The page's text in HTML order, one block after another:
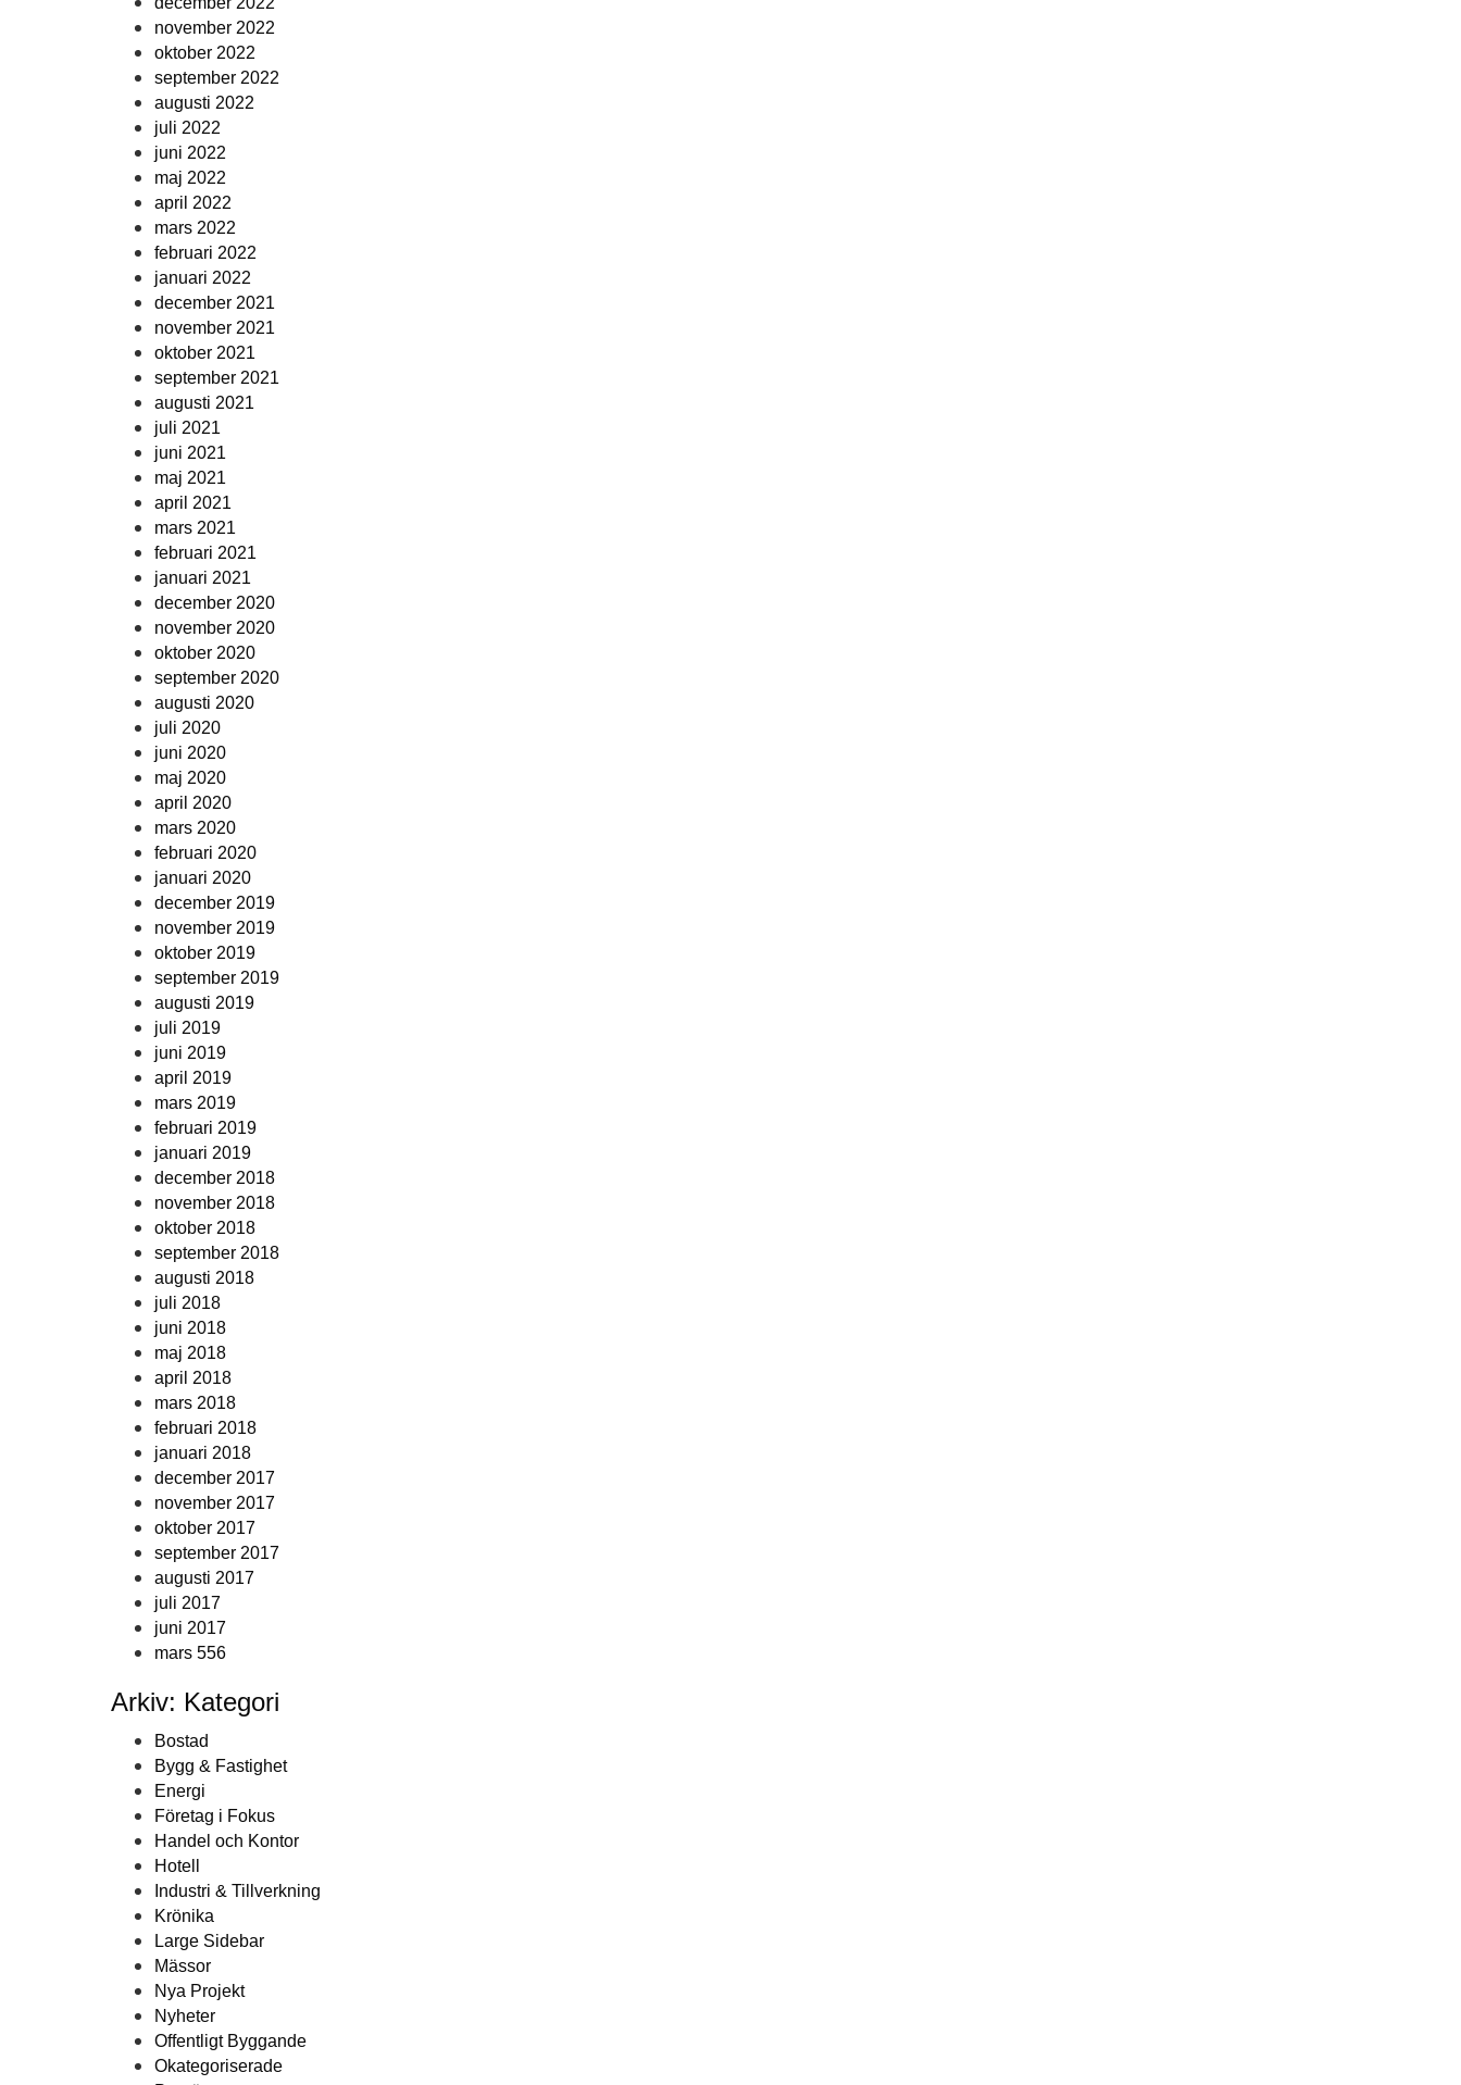
november 2022
oktober 2022
september 2022
augusti 2022
juli 2022
juni 2022
maj 2022
april 2022
mars 2022
februari 2022
januari 2022
december 2021
november 2021
oktober 2021
september 2021
augusti 2021
juli 2021
juni 2021
maj 2021
april 2021
mars 2021
februari 2021
januari 2021
december 2020
november 2020
oktober 2020
september 2020
augusti 2020
juli 2020
juni 2020
maj 2020
april 2020
mars 2020
februari 2020
januari 2020
december 2019
november 2019
oktober 2019
september 2019
augusti 2019
juli 2019
juni 2019
april 2019
mars 2019
februari 2019
januari 2019
december 2018
november 2018
oktober 2018
september 2018
augusti 2018
juli 2018
juni 2018
maj 2018
april 2018
mars 2018
februari 2018
januari 2018
december 2017
november 2017
oktober 2017
september 2017
augusti 2017
juli 2017
juni 2017
mars 556
Arkiv: Kategori
Bostad
Bygg & Fastighet
Energi
Företag i Fokus
Handel och Kontor
Hotell
Industri & Tillverkning
Krönika
Large Sidebar
Mässor
Nya Projekt
Nyheter
Offentligt Byggande
Okategoriserade